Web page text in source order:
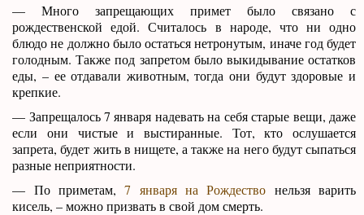
— Много запрещающих примет было связано с
рождественской едой. Считалось в народе, что ни одно
блюдо не должно было остаться нетронутым, иначе год будет
голодным. Также под запретом было выкидывание остатков
еды, – ее отдавали животным, тогда они будут здоровые и
крепкие.
— Запрещалось 7 января надевать на себя старые вещи, даже
если они чистые и выстиранные. Тот, кто ослушается
запрета, будет жить в нищете, а также на него будут сыпаться
разные неприятности.
— По приметам,7 января на Рождество нельзя варить
кисель, – можно призвать в свой дом смерть.